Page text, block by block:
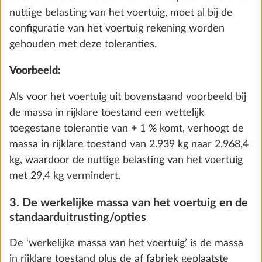
Waterpomp met extra schakelaar
Toevoegen
minimale nuttige belasting (zie punt 5).
5. De nuttige belasting en de minimale nuttige
belasting
De ‘nuttige belasting’ bij kampeerauto‘s en
buscampers is het verschil tussen de technisch
toelaatbare maximummassa in geladen toestand en
de massa in rijklare toestand, verhoogd met de
massa van de passagiers en de massa van de opties.
De nuttige belasting bij caravans wordt berekend
door van de technisch toelaatbare maximummassa
de massa in rijklare toestand en de massa van de
opties af te trekken.
De Uitvoeringsverordening (EU) 2021/535 bepaalt
voor de door HOBBY gebouwde voertuigen een